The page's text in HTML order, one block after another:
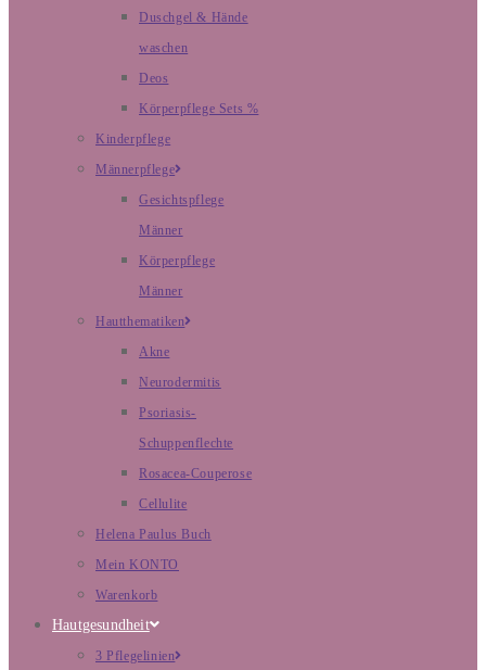
Duschgel & Hände
waschen
Deos
Körperpflege Sets %
Kinderpflege
Männerpflege
Gesichtspflege
Männer
Körperpflege
Männer
Hautthematiken
Akne
Neurodermitis
Psoriasis-
Schuppenflechte
Rosacea-Couperose
Cellulite
Helena Paulus Buch
Mein KONTO
Warenkorb
Hautgesundheit
3 Pflegelinien